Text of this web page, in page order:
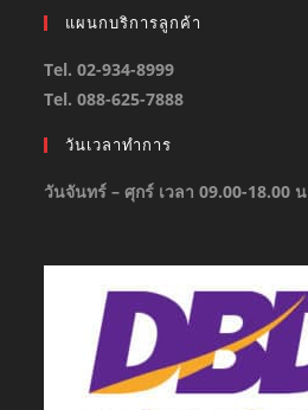
แผนกบริการลูกค้า
Tel. 02-934-8999
Tel. 088-625-7888
วันเวลาทำการ
วันจันทร์ – ศุกร์ เวลา 09.00-18.00 น